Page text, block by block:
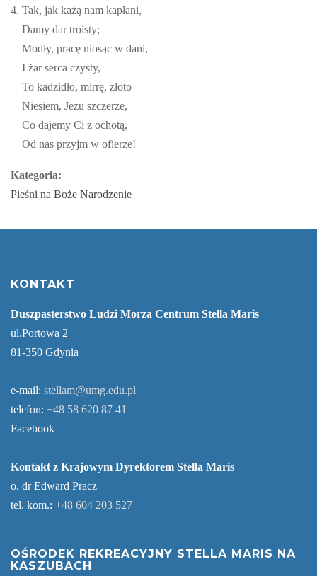
4. Tak, jak każą nam kapłani,
Damy dar troisty;
Modły, pracę niosąc w dani,
I żar serca czysty,
To kadzidło, mirrę, złoto
Niesiem, Jezu szczerze,
Co dajemy Ci z ochotą,
Od nas przyjm w ofierze!
Kategoria:
Pieśni na Boże Narodzenie
KONTAKT
Duszpasterstwo Ludzi Morza Centrum Stella Maris
ul.Portowa 2
81-350 Gdynia
e-mail: stellam@umg.edu.pl
telefon: +48 58 620 87 41
Facebook
Kontakt z Krajowym Dyrektorem Stella Maris
o. dr Edward Pracz
tel. kom.: +48 604 203 527
OŚRODEK REKREACYJNY STELLA MARIS NA
KASZUBACH